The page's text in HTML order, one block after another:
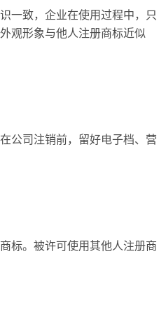
一致，企业在使用过程中，只
观形象与他人注册商标近似
公司注销前，留好电子档、营
标。被许可使用其他人注册商